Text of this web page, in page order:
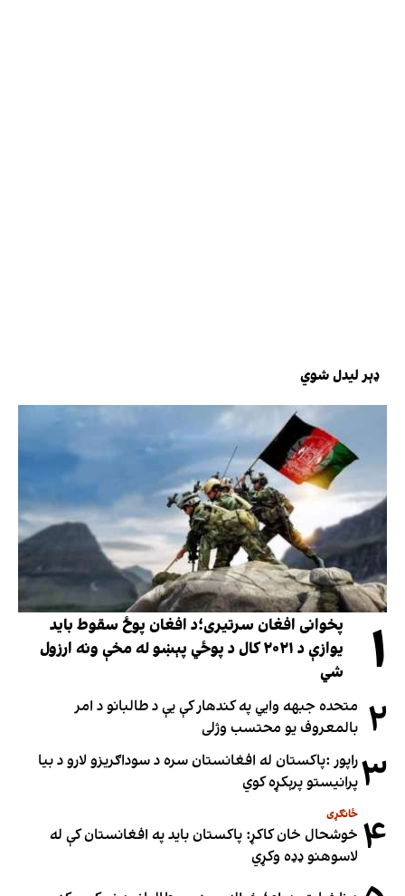
ډېر لیدل شوي
۱
پخوانی افغان سرتیری؛د افغان پوځ سقوط باید
یوازې د ۲۰۲۱ کال د پوځي پېښو له مخې ونه ارزول
شي
۲ متحده جبهه وايي په کندهار کې یې د طالبانو د امر
بالمعروف یو محتسب وژلی
۳راپور :پاکستان له افغانستان سره د سوداګریزو لارو د بیا
پرانیستو پرېکړه کوي
۴ ځانګړی
خوشحال خان کاکړ: پاکستان بايد په افغانستان کې له
لاسوهنو ډډه وکړي